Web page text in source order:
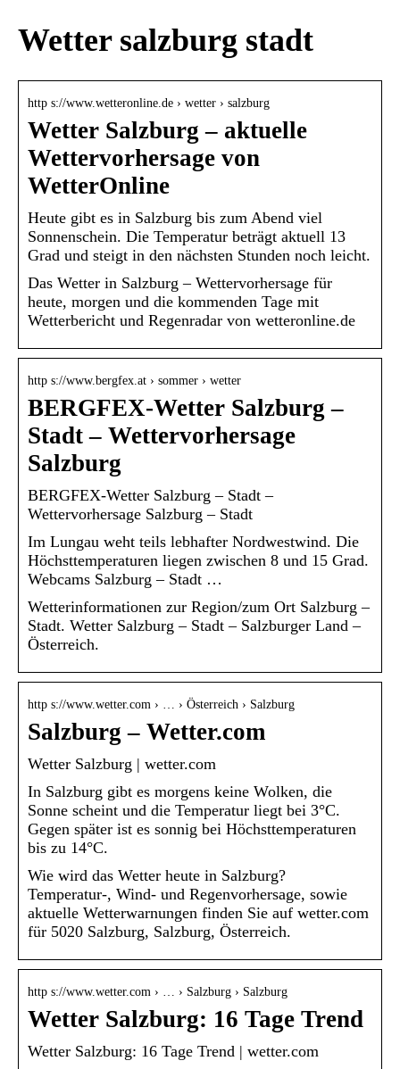
Wetter salzburg stadt
http s://www.wetteronline.de › wetter › salzburg
Wetter Salzburg – aktuelle
Wettervorhersage von
WetterOnline
Heute gibt es in Salzburg bis zum Abend viel
Sonnenschein. Die Temperatur beträgt aktuell 13
Grad und steigt in den nächsten Stunden noch leicht.
Das Wetter in Salzburg – Wettervorhersage für
heute, morgen und die kommenden Tage mit
Wetterbericht und Regenradar von wetteronline.de
http s://www.bergfex.at › sommer › wetter
BERGFEX-Wetter Salzburg –
Stadt – Wettervorhersage
Salzburg
BERGFEX-Wetter Salzburg – Stadt –
Wettervorhersage Salzburg – Stadt
Im Lungau weht teils lebhafter Nordwestwind. Die
Höchsttemperaturen liegen zwischen 8 und 15 Grad.
Webcams Salzburg – Stadt …
Wetterinformationen zur Region/zum Ort Salzburg –
Stadt. Wetter Salzburg – Stadt – Salzburger Land –
Österreich.
http s://www.wetter.com › … › Österreich › Salzburg
Salzburg – Wetter.com
Wetter Salzburg | wetter.com
In Salzburg gibt es morgens keine Wolken, die
Sonne scheint und die Temperatur liegt bei 3°C.
Gegen später ist es sonnig bei Höchsttemperaturen
bis zu 14°C.
Wie wird das Wetter heute in Salzburg?
Temperatur-, Wind- und Regenvorhersage, sowie
aktuelle Wetterwarnungen finden Sie auf wetter.com
für 5020 Salzburg, Salzburg, Österreich.
http s://www.wetter.com › … › Salzburg › Salzburg
Wetter Salzburg: 16 Tage Trend
Wetter Salzburg: 16 Tage Trend | wetter.com